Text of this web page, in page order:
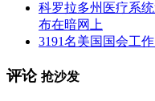
科罗拉多州医疗系
布在暗网上
3191名美国国会工
评论 抢沙发